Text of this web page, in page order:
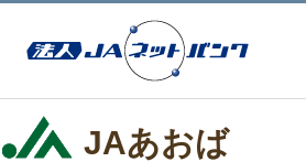
JAあおば